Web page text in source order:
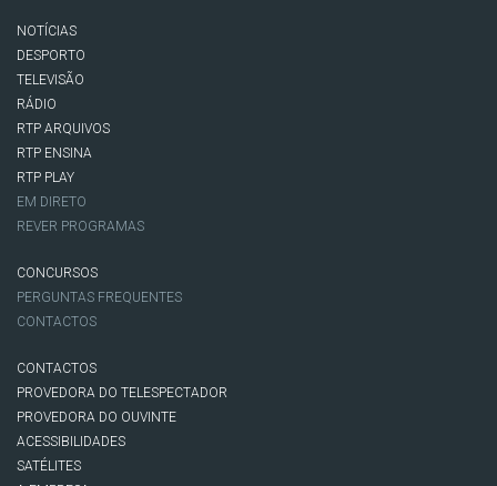
NOTÍCIAS
DESPORTO
TELEVISÃO
RÁDIO
RTP ARQUIVOS
RTP ENSINA
RTP PLAY
EM DIRETO
REVER PROGRAMAS
CONCURSOS
PERGUNTAS FREQUENTES
CONTACTOS
CONTACTOS
PROVEDORA DO TELESPECTADOR
PROVEDORA DO OUVINTE
ACESSIBILIDADES
SATÉLITES